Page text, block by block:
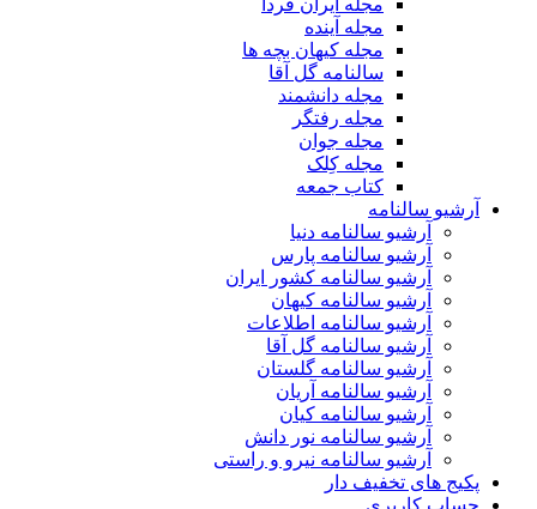
مجله ایران فردا
مجله آینده
مجله کیهان بچه ها
سالنامه گل آقا
مجله دانشمند
مجله رفتگر
مجله جوان
مجله کِلک
کتاب جمعه
آرشیو سالنامه
آرشیو سالنامه دنیا
آرشیو سالنامه پارس
آرشیو سالنامه کشور ایران
آرشیو سالنامه کیهان
آرشیو سالنامه اطلاعات
آرشیو سالنامه گل آقا
آرشیو سالنامه گلستان
آرشیو سالنامه آریان
آرشیو سالنامه کیان
آرشیو سالنامه نور دانش
آرشیو سالنامه نیرو و راستی
پکیج های تخفیف دار
حساب کاربری